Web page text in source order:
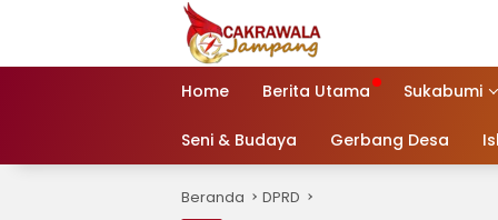
Home Berita Utama Sukabumi
Seni & Budaya Gerbang Desa
Beranda DPRD